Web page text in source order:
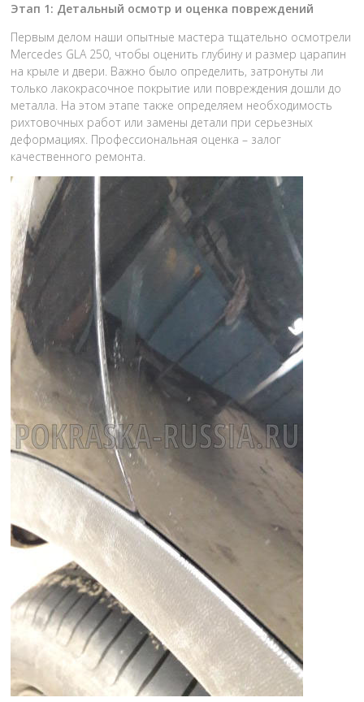
Этап 1: Детальный осмотр и оценка повреждений
Первым делом наши опытные мастера тщательно осмотрели
Mercedes GLA 250, чтобы оценить глубину и размер царапин
на крыле и двери. Важно было определить, затронуты ли
только лакокрасочное покрытие или повреждения дошли до
металла. На этом этапе также определяем необходимость
рихтовочных работ или замены детали при серьезных
деформациях. Профессиональная оценка – залог
качественного ремонта.